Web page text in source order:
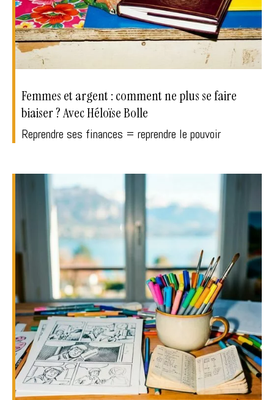
Femmes et argent : comment ne plus se faire
biaiser ? Avec Héloïse Bolle
Reprendre ses finances = reprendre le pouvoir